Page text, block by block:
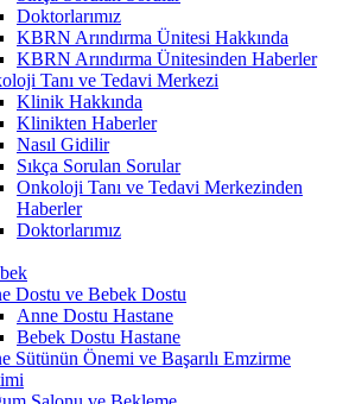
Doktorlarımız
KBRN Arındırma Ünitesi Hakkında
KBRN Arındırma Ünitesinden Haberler
Tanı ve Tedavi Merkezi
Klinik Hakkında
Klinikten Haberler
Nasıl Gidilir
Sıkça Sorulan Sorular
Onkoloji Tanı ve Tedavi Merkezinden
Haberler
Doktorlarımız
Dostu ve Bebek Dostu
Anne Dostu Hastane
Bebek Dostu Hastane
Sütünün Önemi ve Başarılı Emzirme